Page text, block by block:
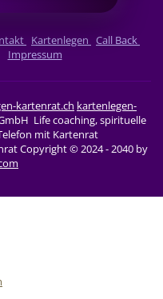
Kartenlegen Call Back
Impressum
kartenrat.ch kartenlegen-
Life coaching, spirituelle
mit Kartenrat
Copyright © 2024 - 2040 by